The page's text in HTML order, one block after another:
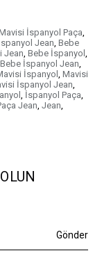
İspanyol Paça,
Jean, Bebe
Jean, Bebe İspanyol ,
Bebe İspanyol Jean,
İspanyol , Mavisi
İspanyol Jean,
, İspanyol Paça,
Jean, Jean,
Gönder